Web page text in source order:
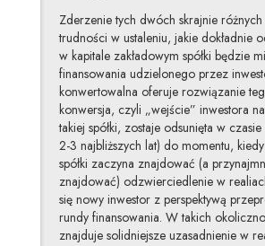
Zderzenie tych dwóch skrajnie
trudności w ustaleniu, jakie dokładnie
w kapitale zakładowym spółki będzie
finansowania udzielonego przez
konwertowalna oferuje rozwiązanie
konwersja, czyli „wejście” inwestora na
takiej spółki, zostaje odsunięta w
2-3 najbliższych lat) do momentu,
spółki zaczyna znajdować (a
znajdować) odzwierciedlenie w
się nowy inwestor z perspektywą
rundy finansowania. W takich
znajduje solidniejsze uzasadnienie w